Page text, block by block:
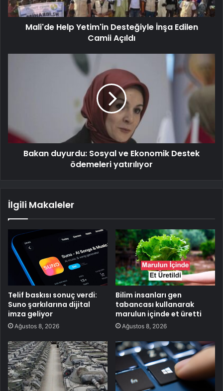
Mali'de Help Yetim'in Desteğiyle İnşa Edilen
Camii Açıldı
Bakan duyurdu: Sosyal ve Ekonomik Destek
ödemeleri yatırılıyor
İlgili Makaleler
Telif baskısı sonuç verdi:
Suno şarkılarına dijital
imza geliyor
Ağustos 8, 2026
Bilim insanları gen
tabancası kullanarak
marulun içinde et üretti
Ağustos 8, 2026